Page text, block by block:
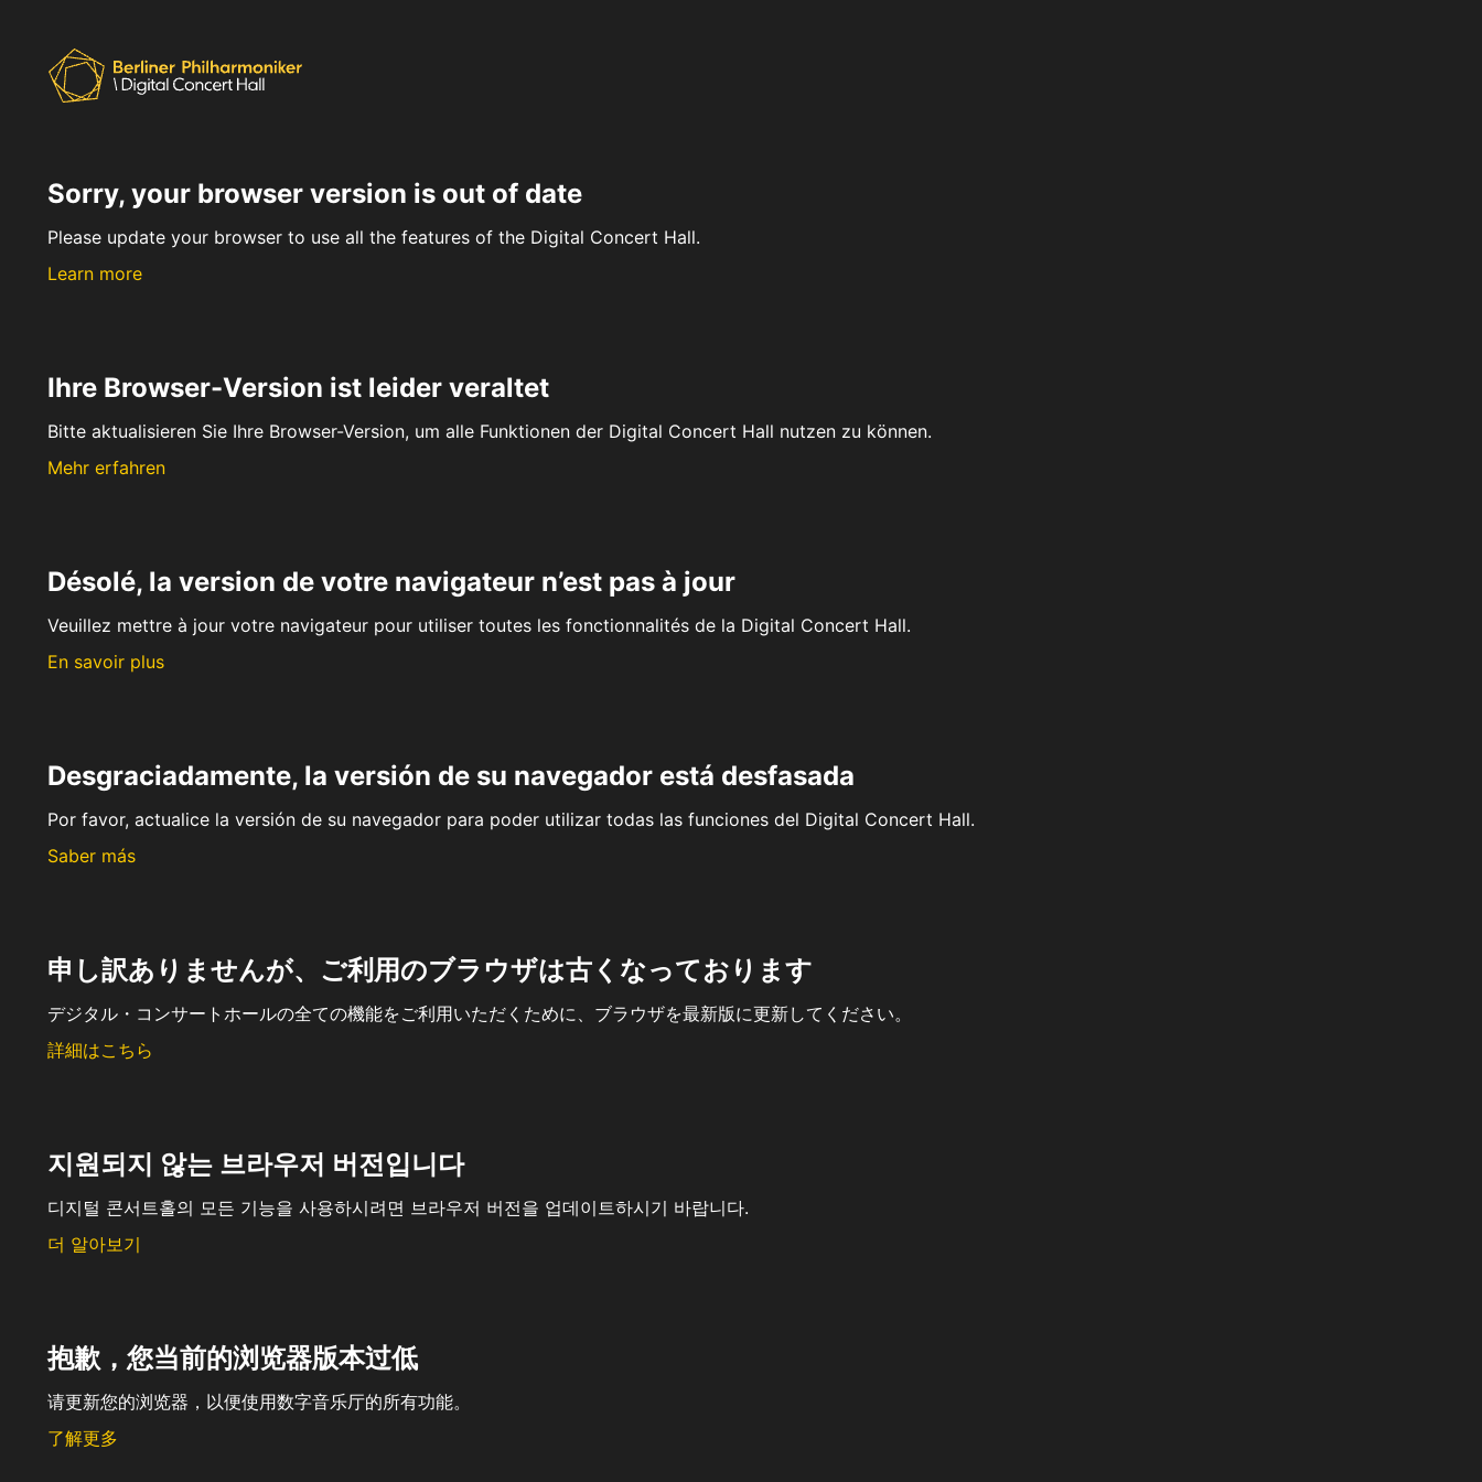
Sorry, your browser version is out of date
Please update your browser to use all the features of the Digital Concert Hall.
Learn more
Ihre Browser-Version ist leider veraltet
Bitte aktualisieren Sie Ihre Browser-Version, um alle Funktionen der Digital Concert Hall nutzen zu können.
Mehr erfahren
Désolé, la version de votre navigateur n’est pas à jour
Veuillez mettre à jour votre navigateur pour utiliser toutes les fonctionnalités de la Digital Concert Hall.
En savoir plus
Desgraciadamente, la versión de su navegador está desfasada
Por favor, actualice la versión de su navegador para poder utilizar todas las funciones del Digital Concert Hall.
Saber más
申し訳ありませんが、ご利用のブラウザは古くなっております
デジタル・コンサートホールの全ての機能をご利用いただくために、ブラウザを最新版に更新してください。
詳細はこちら
지원되지 않는 브라우저 버전입니다
디지털 콘서트홀의 모든 기능을 사용하시려면 브라우저 버전을 업데이트하시기 바랍니다.
더 알아보기
抱歉，您当前的浏览器版本过低
请更新您的浏览器，以便使用数字音乐厅的所有功能。
了解更多